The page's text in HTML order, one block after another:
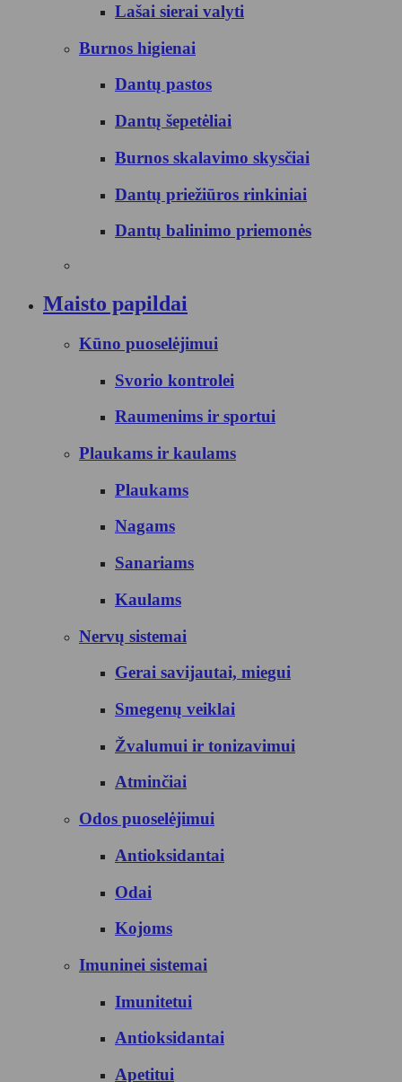
Lašai sierai valyti
Burnos higienai
Dantų pastos
Dantų šepetėliai
Burnos skalavimo skysčiai
Dantų priežiūros rinkiniai
Dantų balinimo priemonės
Maisto papildai
Kūno puoselėjimui
Svorio kontrolei
Raumenims ir sportui
Plaukams ir kaulams
Plaukams
Nagams
Sanariams
Kaulams
Nervų sistemai
Gerai savijautai, miegui
Smegenų veiklai
Žvalumui ir tonizavimui
Atminčiai
Odos puoselėjimui
Antioksidantai
Odai
Kojoms
Imuninei sistemai
Imunitetui
Antioksidantai
Apetitui